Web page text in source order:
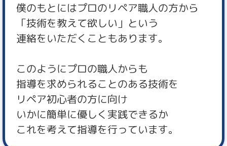
僕のもとにはプロのリペア職人の方から
「技術を教えて欲しい」という
連絡をいただくこともあります。
このようにプロの職人からも
指導を求められることのある技術を
リペア初心者の方に向け
いかに簡単に優しく実践できるか
これを考えて指導を行っています。